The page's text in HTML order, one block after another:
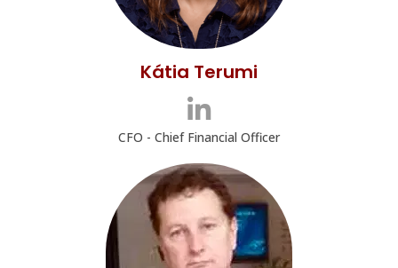
Kátia Terumi
CFO - Chief Financial Officer